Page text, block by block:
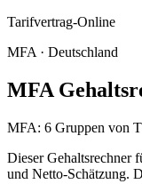
Tarifvertrag-Online
MFA · Deutschland
MFA
MFA: 6 Gruppen von
Dieser Gehaltsrechner
und Netto-Schätzung.